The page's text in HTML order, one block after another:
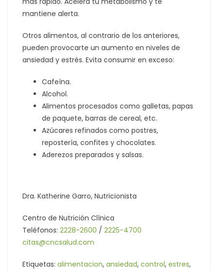
mantiene alerta.
Otros alimentos, al contrario de los anteriores,
pueden provocarte un aumento en niveles de
ansiedad y estrés. Evita consumir en exceso:
Cafeína.
Alcohol.
Alimentos procesados como galletas, papas
de paquete, barras de cereal, etc.
Azúcares refinados como postres,
repostería, confites y chocolates.
Aderezos preparados y salsas.
Dra. Katherine Garro, Nutricionista
Centro de Nutrición Clínica
Teléfonos: 2228-2600 / 2225-4700
citas@cncsalud.com
Etiquetas: alimentacion, ansiedad, control, estres,